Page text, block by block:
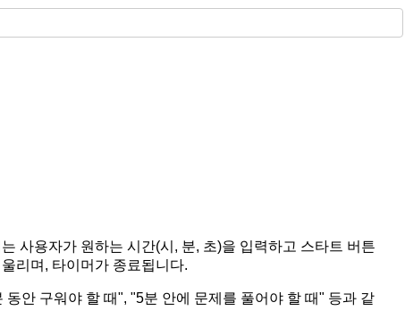
사용자가 원하는 시간(시, 분, 초)을 입력하고 스타트 버튼
리며, 타이머가 종료됩니다.
안 구워야 할 때", "5분 안에 문제를 풀어야 할 때" 등과 같